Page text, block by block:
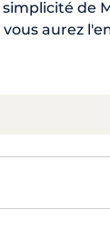
de
aurez